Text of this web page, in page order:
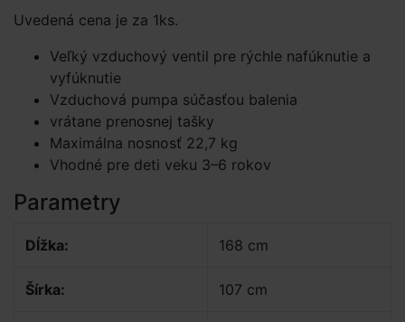
Uvedená cena je za 1ks.
Veľký vzduchový ventil pre rýchle nafúknutie a
vyfúknutie
Vzduchová pumpa súčasťou balenia
vrátane prenosnej tašky
Maximálna nosnosť 22,7 kg
Vhodné pre deti veku 3–6 rokov
Parametry
Dĺžka: 168 cm
Šírka: 107 cm